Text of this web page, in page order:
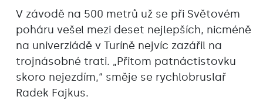
V závodě na 500 metrů už se při Světovém
poháru vešel mezi deset nejlepších, nicméně
na univerziádě v Turíně nejvíc zazářil na
trojnásobné trati. „Přitom patnáctistovku
skoro nejezdím,“ směje se rychlobruslař
Radek Fajkus.